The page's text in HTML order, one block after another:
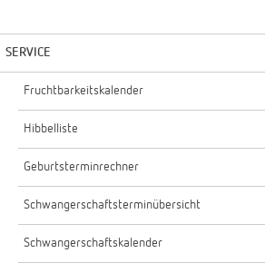
SERVICE
Fruchtbarkeitskalender
Hibbelliste
Geburtsterminrechner
Schwangerschaftsterminübersicht
Schwangerschaftskalender